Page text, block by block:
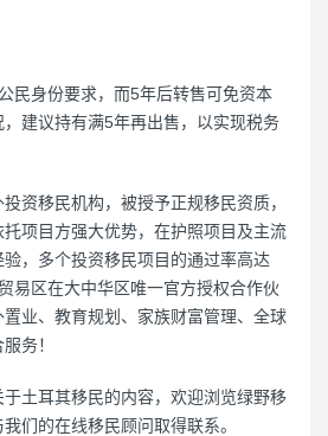
民身份要求，而5年后转售可免资本
建议持有满5年再出售，以实现税务
资移民机构，被授予正规移民资质，
项目方强大优势，在护照项目及主流
，多个投资移民项目的通过率高达
易区在大中华区唯一官方授权合作伙
业、教育规划、家族财富管理、全球
务！
土耳其移民的内容，欢迎浏览绿野移
们的在线移民顾问取得联系。